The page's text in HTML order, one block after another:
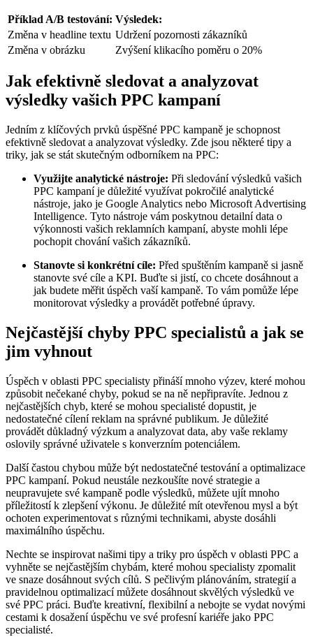
Příklad A/B testování: Výsledek:
Změna v headline textu Udržení pozornosti zákazníků
Změna v obrázku
Zvýšení klikacího poměru o 20%
Jak efektivně sledovat a analyzovat
výsledky vašich PPC kampaní
Jedním z klíčových prvků úspěšné PPC kampaně je schopnost
efektivně sledovat a analyzovat výsledky. Zde jsou některé tipy a
triky, jak se stát skutečným odborníkem na PPC:
Využijte analytické nástroje: Při sledování výsledků vašich
PPC kampaní je důležité využívat pokročilé analytické
nástroje, jako je Google Analytics nebo Microsoft Advertising
Intelligence. Tyto nástroje vám poskytnou detailní data o
výkonnosti vašich reklamních kampaní, abyste mohli lépe
pochopit chování vašich zákazníků.
Stanovte si konkrétní cíle: Před spuštěním kampaně si jasně
stanovte své cíle a KPI. Buďte si jistí, co chcete dosáhnout a
jak budete měřit úspěch vaší kampaně. To vám pomůže lépe
monitorovat výsledky a provádět potřebné úpravy.
Nejčastější chyby PPC specialistů a jak se
jim vyhnout
Úspěch v oblasti PPC specialisty přináší mnoho výzev, které mohou
způsobit nečekané chyby, pokud se na ně nepřipravíte. Jednou z
nejčastějších chyb, které se mohou specialisté dopustit, je
nedostatečné cílení reklam na správné publikum. Je důležité
provádět důkladný výzkum a analyzovat data, aby vaše reklamy
oslovily správné uživatele s konverzním potenciálem.
Další častou chybou může být nedostatečné testování a optimalizace
PPC kampaní. Pokud neustále nezkoušíte nové strategie a
neupravujete své kampaně podle výsledků, můžete ujít mnoho
příležitostí k zlepšení výkonu. Je důležité mít otevřenou mysl a být
ochoten experimentovat s různými technikami, abyste dosáhli
maximálního úspěchu.
Nechte se inspirovat našimi tipy a triky pro úspěch v oblasti PPC a
vyhněte se nejčastějším chybám, které mohou specialisty zpomalit
ve snaze dosáhnout svých cílů. S pečlivým plánováním, strategií a
pravidelnou optimalizací můžete dosáhnout skvělých výsledků ve
své PPC práci. Buďte kreativní, flexibilní a nebojte se vydat novými
cestami k dosažení úspěchu ve své profesní kariéře jako PPC
specialisté.